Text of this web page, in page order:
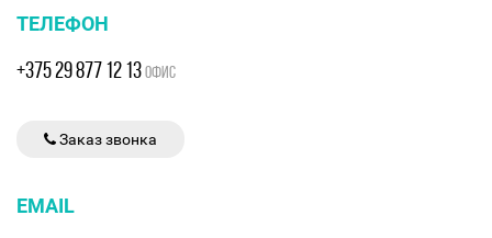
ТЕЛЕФОН
+375 29 877 12 13ОФИС
Заказ звонка
EMAIL